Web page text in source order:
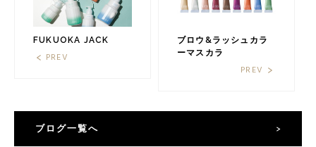
FUKUOKA JACK
PREV
ブロウ&ラッシュカラ
ーマスカラ
PREV
ブログ一覧へ